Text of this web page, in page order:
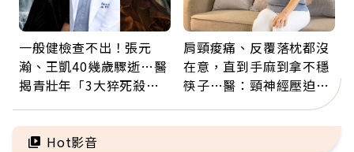
一般健檢查不出！張元
瀚、王凱40幾歲驟逝…醫
揭青壯年「3大猝死殺
雷
肩頸痠痛、反覆落枕都沒
在意，直到手麻到拿不穩
筷子…醫：頸神經壓迫上
身，打破固定姿勢才是關
鍵
Hot影音